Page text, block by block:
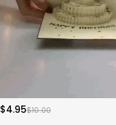
$4.95$10.00